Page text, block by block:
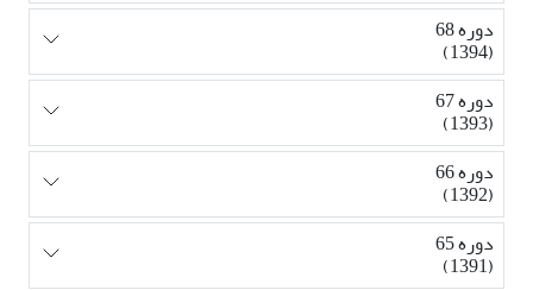
دوره 68
(1394)
دوره 67
(1393)
دوره 66
(1392)
دوره 65
(1391)